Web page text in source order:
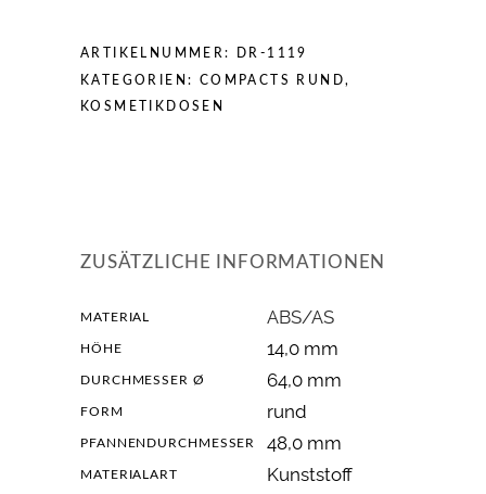
ARTIKELNUMMER: DR-1119
KATEGORIEN: COMPACTS RUND,
KOSMETIKDOSEN
ZUSÄTZLICHE INFORMATIONEN
MATERIAL ABS/AS
HÖHE 14,0 mm
DURCHMESSER Ø 64,0 mm
FORM rund
PFANNENDURCHMESSER 48,0 mm
MATERIALART Kunststoff